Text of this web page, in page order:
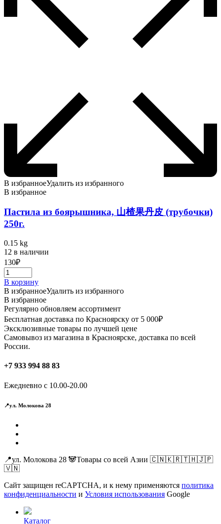
В избранноеУдалить из избранного
В избранное
Пастила из боярышника, 山楂果丹皮 (трубочки)
250г.
0.15 kg
12 в наличии
130₽
В корзину
В избранноеУдалить из избранного
В избранное
Регулярно обновляем ассортимент
Бесплатная доставка по Красноярску от 5 000₽
Эксклюзивные товары по лучшей цене
Самовывоз из магазина в Красноярске, доставка по всей
России.
+7 933 994 88 83
Ежедневно с 10.00-20.00
📍ул. Молокова 28
📍ул. Молокова 28 🐼Товары со всей Азии 🇨🇳🇰🇷🇹🇭🇯🇵
🇻🇳
Сайт защищен reCAPTCHA, и к нему применяются политика
конфиденциальности и Условия использования Google
Каталог